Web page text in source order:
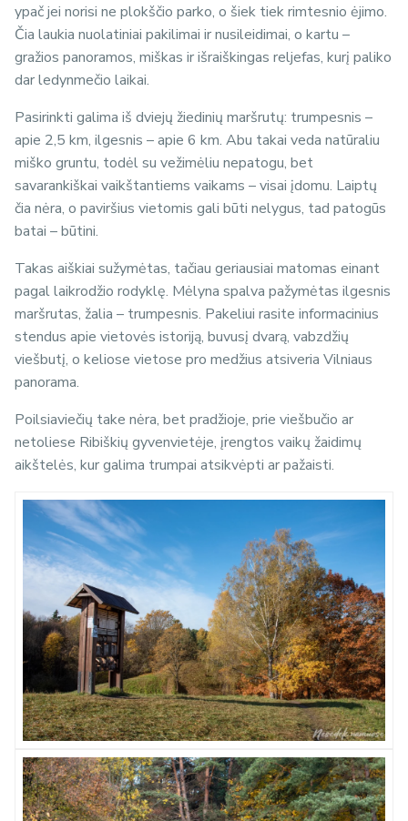
ypač jei norisi ne plokščio parko, o šiek tiek rimtesnio ėjimo.
Čia laukia nuolatiniai pakilimai ir nusileidimai, o kartu –
gražios panoramos, miškas ir išraiškingas reljefas, kurį paliko
dar ledynmečio laikai.
Pasirinkti galima iš dviejų žiedinių maršrutų: trumpesnis –
apie 2,5 km, ilgesnis – apie 6 km. Abu takai veda natūraliu
miško gruntu, todėl su vežimėliu nepatogu, bet
savarankiškai vaikštantiems vaikams – visai įdomu. Laiptų
čia nėra, o paviršius vietomis gali būti nelygus, tad patogūs
batai – būtini.
Takas aiškiai sužymėtas, tačiau geriausiai matomas einant
pagal laikrodžio rodyklę. Mėlyna spalva pažymėtas ilgesnis
maršrutas, žalia – trumpesnis. Pakeliui rasite informacinius
stendus apie vietovės istoriją, buvusį dvarą, vabzdžių
viešbutį, o keliose vietose pro medžius atsiveria Vilniaus
panorama.
Poilsiaviečių take nėra, bet pradžioje, prie viešbučio ar
netoliese Ribiškių gyvenvietėje, įrengtos vaikų žaidimų
aikštelės, kur galima trumpai atsikvėpti ar pažaisti.